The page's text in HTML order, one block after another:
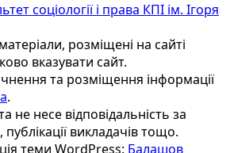
соціології і права КПІ ім. Ігоря
розміщені на сайті
вказувати сайт.
та розміщення інформації
.
не несе відповідальність за
викладачів тощо.
теми WordPress: Балашов